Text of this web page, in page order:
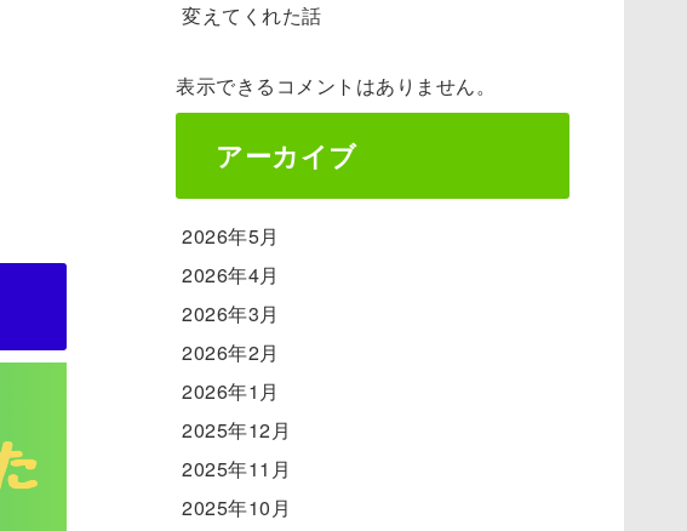
変えてくれた話
表示できるコメントはありません。
アーカイブ
2026年5月
2026年4月
2026年3月
2026年2月
2026年1月
2025年12月
2025年11月
2025年10月